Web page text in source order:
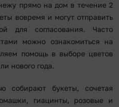
прямо на дом в течение 2
вовремя и могут отправить
для согласования. Часто
можно ознакомиться на
помощь в выборе цветов
нового года.
собирают букеты, сочетая
гиацинты, розовые и